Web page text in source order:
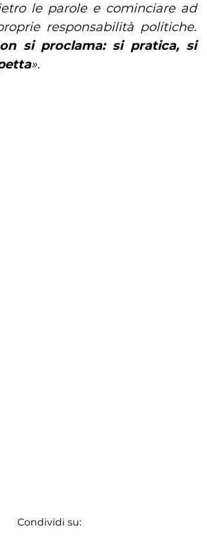
le parole e cominciare ad
responsabilità politiche.
si proclama: si pratica, si
».
Condividi su: